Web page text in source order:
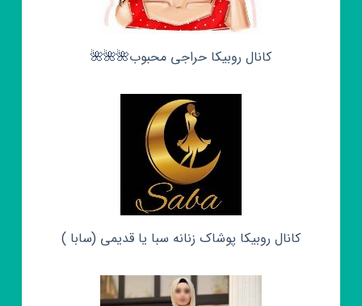
کانال روبیکا حراجی محبوب🌺🌺🌺
کانال روبیکا پوشاک زنانه سبا یا قدیمی (سابا )